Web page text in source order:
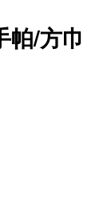
帕/方巾